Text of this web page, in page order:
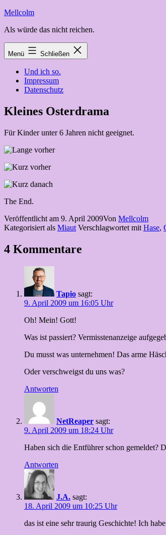
Zum
springen
Mellcolm
Als würde das nicht reichen.
Menü Schließen
Und ich so.
Impressum
Datenschutz
Kleines Osterdrama
Für Kinder unter 6 Jahren nicht geeignet.
The End.
Veröffentlicht am 9. April 2009Von Mellcolm
Kategorisiert als Miaut Verschlagwortet mit Hase,
4 Kommentare
Tapio sagt:
9. April 2009 um 16:05 Uhr
Oh! Mein! Gott!
Was ist passiert? Vermisstenanzeige
Du musst was unternehmen! Das arme
Oder verschweigst du uns was?
Antworten
NetReaper sagt:
9. April 2009 um 18:24 Uhr
Haben sich die Entführer schon gemeldet?
Antworten
J.A. sagt:
18. April 2009 um 10:25 Uhr
das ist eine sehr traurig Geschichte! Ich